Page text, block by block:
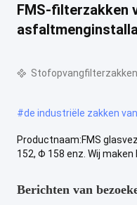
FMS-filterzakken
Stofopvangfilterzakken
#de industriële zakken
Productnaam:FMS
152, Φ 158 enz. Wij maken
Berichten van